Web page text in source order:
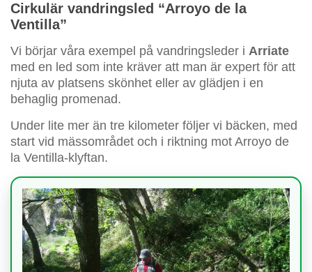
Cirkulär vandringsled “Arroyo de la
Ventilla”
Vi börjar våra exempel på vandringsleder i Arriate
med en led som inte kräver att man är expert för att
njuta av platsens skönhet eller av glädjen i en
behaglig promenad.
Under lite mer än tre kilometer följer vi bäcken, med
start vid mässområdet och i riktning mot Arroyo de
la Ventilla-klyftan.